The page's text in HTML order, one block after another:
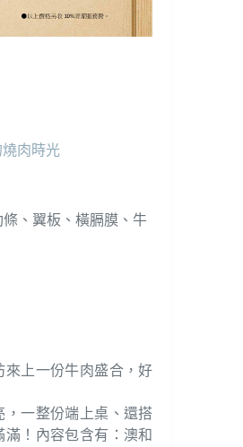
肉時光
、翼板、橫膈膜、牛
來上一份牛肉盛合，好
，一整份端上桌、還搭
！內容包含有：澳和